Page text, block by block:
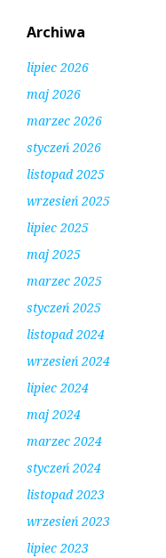
Archiwa
lipiec 2026
maj 2026
marzec 2026
styczeń 2026
listopad 2025
wrzesień 2025
lipiec 2025
maj 2025
marzec 2025
styczeń 2025
listopad 2024
wrzesień 2024
lipiec 2024
maj 2024
marzec 2024
styczeń 2024
listopad 2023
wrzesień 2023
lipiec 2023